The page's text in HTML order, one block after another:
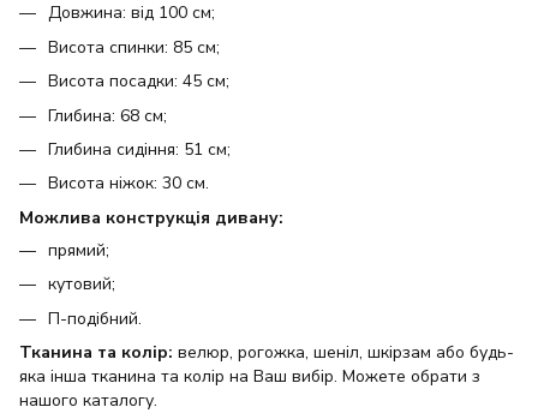
Довжина: від 100 см;
Висота спинки: 85 см;
Висота посадки: 45 см;
Глибина: 68 см;
Глибина сидіння: 51 см;
Висота ніжок: 30 см.
Можлива конструкція дивану:
прямий;
кутовий;
П-подібний.
Тканина та колір: велюр, рогожка, шеніл, шкірзам або будь-
яка інша тканина та колір на Ваш вибір. Можете обрати з
нашого каталогу.